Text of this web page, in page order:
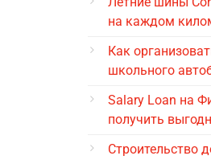
на каждом
Как
школьного
Salary Loan на
получить
Строительство